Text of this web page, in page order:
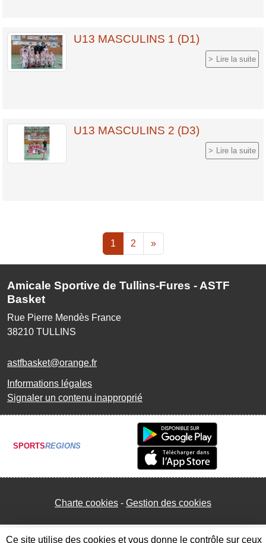
U13 MASCULINS 1 (D1)
Lire la suite
U13 MASCULINS 2 (D3)
Lire la suite
1 2 »
Amicale Sportive de Tullins-Fures - ASTF
Basket
Rue Pierre Mendès France
38210 TULLINS
astfbasket@orange.fr
Informations légales
Signaler un contenu inapproprié
SPORTSREGIONS
Charte cookies Gestion des cookies
Ce site utilise des cookies et vous donne le contrôle sur ceux